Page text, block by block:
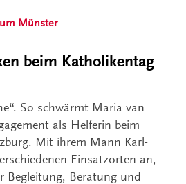
Münster
beim Katholikentag
So schwärmt Maria van
als Helferin beim
Mit ihrem Mann Karl-
Einsatzorten an,
Begleitung, Beratung und